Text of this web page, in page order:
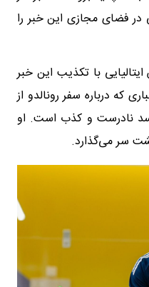
در فضای مجازی این خبر را
ایتالیایی با تکذیب این خبر
درباره سفر رونالدو از
نادرست و کذب است. او
سر می‌گذارد.